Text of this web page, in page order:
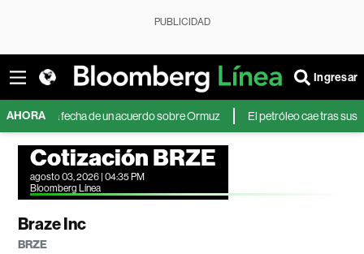
PUBLICIDAD
Ingresar
AHORA
fecha de un acuerdo sobre Ormuz El petróleo cae tras suspensión
Cotización BRZE
agosto 03, 2026 | 04:35 PM
Bloomberg Línea
Braze Inc
BRZE